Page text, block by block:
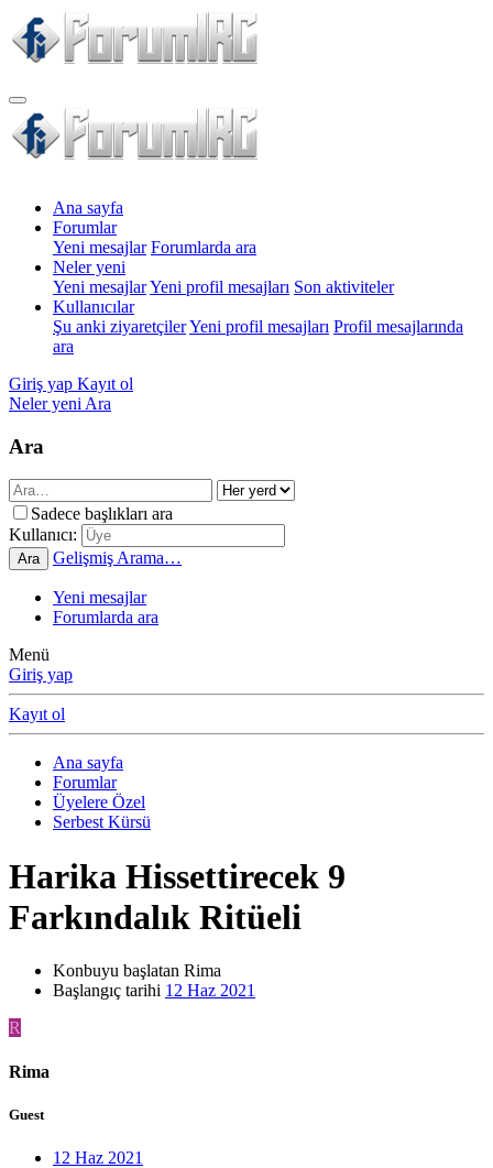
Ana sayfa
Forumlar
Yeni mesajlar Forumlarda ara
Neler yeni
Yeni mesajlarYeni profil mesajları Son aktiviteler
Kullanıcılar
Şu anki ziyaretçilerYeni profil mesajları Profil mesajlarında
ara
Giriş yap Kayıt ol
Neler yeni Ara
Ara
Sadece başlıkları ara
Kullanıcı:
Ara Gelişmiş Arama…
Yeni mesajlar
Forumlarda ara
Menü
Giriş yap
Kayıt ol
Ana sayfa
Forumlar
Üyelere Özel
Serbest Kürsü
Harika Hissettirecek 9
Farkındalık Ritüeli
Konbuyu başlatan Rima
Başlangıç tarihi 12 Haz 2021
R
Rima
Guest
12 Haz 2021